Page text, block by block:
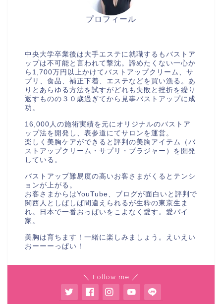
プロフィール
中央大学卒業後は大手エステに就職するもバストア
ップは不可能と言われて撃沈。諦めたくない一心か
ら1,700万円以上かけてバストアップクリーム、サ
プリ、食品、補正下着、エステなどを買い漁る。あ
りとあらゆる方法を試すがどれも失敗と挫折を繰り
返すものの３０歳過ぎてから見事バストアップに成
功。
16,000人の施術実績を元にオリジナルのバストア
ップ法を開発し、表参道にてサロンを運営。
楽しく美胸ケアができると評判の美胸アイテム（バ
ストアップクリーム・サプリ・ブラジャー）を開発
している。
バストアップ難易度の高いお客さまがくるとテンシ
ョンが上がる。
お客さまからはYouTube、ブログが面白いと評判で
関西人としばしば間違えられるが生粋の東京生ま
れ。日本で一番おっぱいをこよなく愛す。愛パイ
家。
美胸は育ちます！一緒に楽しみましょう。えいえい
おーーーっぱい！
＼ Follow me ／